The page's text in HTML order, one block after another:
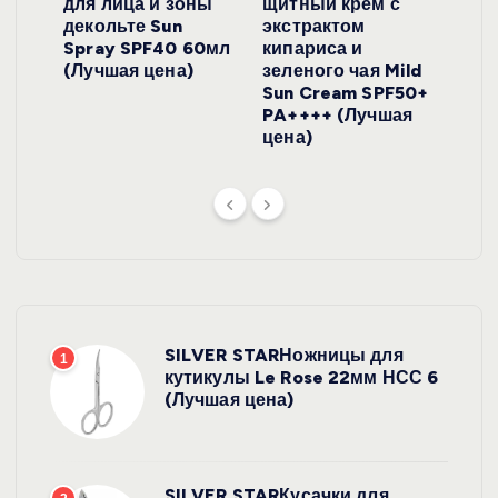
декольте Sun
Spray SPF40 60мл
(Лучшая цена)
экстрактом
кипариса и
зеленого чая Mild
Sun Cream SPF50+
PA++++ (Лучшая
цена)
1
SILVER STARНожницы для
кутикулы Le Rose 22мм НСС 6
(Лучшая цена)